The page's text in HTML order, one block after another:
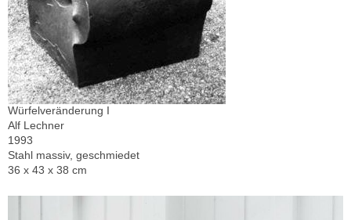
Würfelveränderung I
Alf Lechner
1993
Stahl massiv, geschmiedet
36 x 43 x 38 cm